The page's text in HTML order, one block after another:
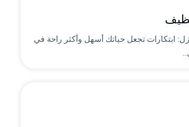
تجعل حياتك أسهل وأكثر راحة في